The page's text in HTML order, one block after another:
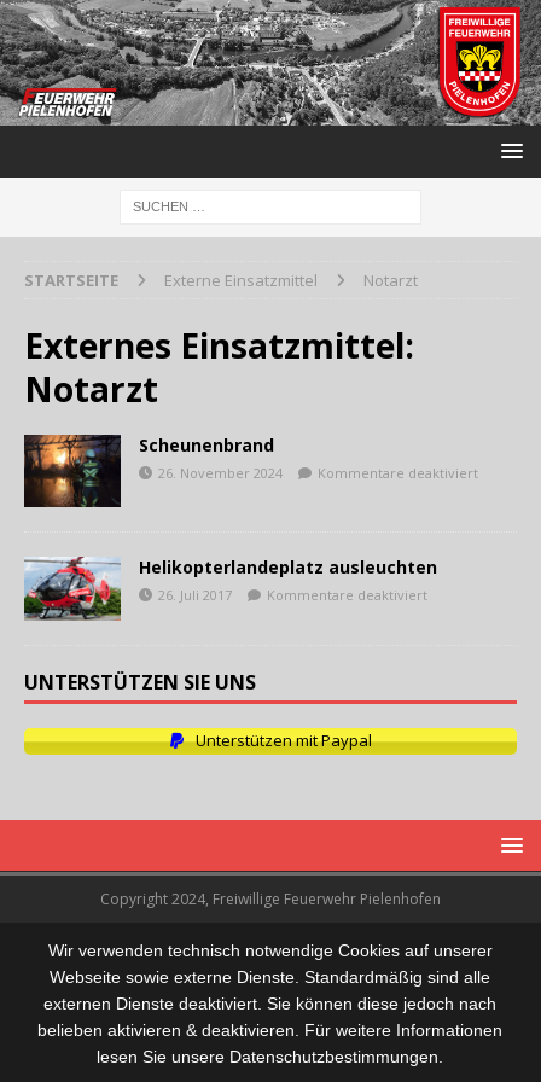
STARTSEITE Externe Einsatzmittel Notarzt
Externes Einsatzmittel:
Notarzt
Scheunenbrand
26. November 2024 Kommentare deaktiviert
Helikopterlandeplatz ausleuchten
26. Juli 2017 Kommentare deaktiviert
UNTERSTÜTZEN SIE UNS
Unterstützen mit Paypal
Copyright 2024, Freiwillige Feuerwehr Pielenhofen
Wir verwenden technisch notwendige Cookies auf unserer
Webseite sowie externe Dienste. Standardmäßig sind alle
externen Dienste deaktiviert. Sie können diese jedoch nach
belieben aktivieren & deaktivieren. Für weitere Informationen
lesen Sie unsere Datenschutzbestimmungen.